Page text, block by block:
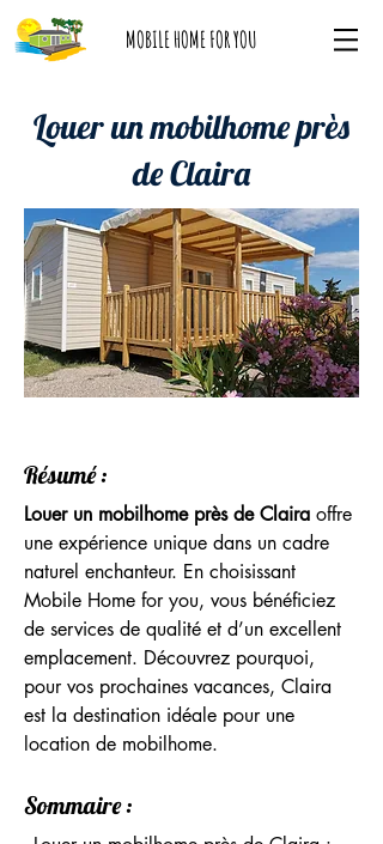
MOBILE HOME FOR YOU
Louer un mobilhome près
de Claira
Résumé :
Louer un mobilhome près de Claira offre
une expérience unique dans un cadre
naturel enchanteur. En choisissant
Mobile Home for you, vous bénéficiez
de services de qualité et d’un excellent
emplacement. Découvrez pourquoi,
pour vos prochaines vacances, Claira
est la destination idéale pour une
location de mobilhome.
Sommaire :